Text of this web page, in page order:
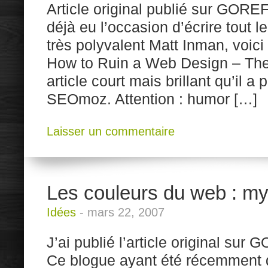
Article original publié sur
déjà eu l’occasion d’écrire tout
très polyvalent Matt Inman, voici
How to Ruin a Web Design –
article court mais brillant qu’il a
SEOmoz. Attention : humor […]
Laisser un commentaire
Les couleurs du web :
Idées - mars 22, 2007
J’ai publié l’article original sur
Ce blogue ayant été récemment